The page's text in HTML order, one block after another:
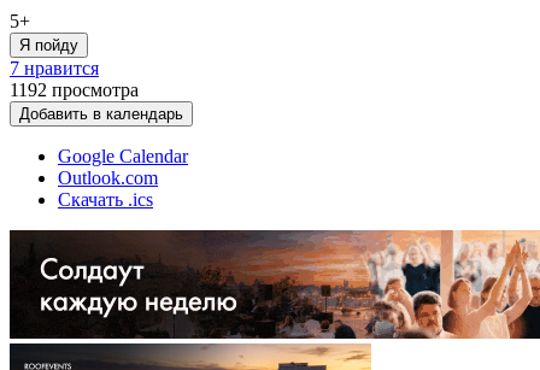
5+
Я пойду
7 нравится
1192 просмотра
Добавить в календарь
Google Calendar
Outlook.com
Скачать .ics